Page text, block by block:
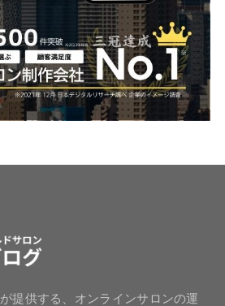
が提供する、オンラインサロンの運